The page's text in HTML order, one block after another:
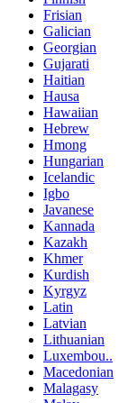
Frisian
Galician
Georgian
Gujarati
Haitian
Hausa
Hawaiian
Hebrew
Hmong
Hungarian
Icelandic
Igbo
Javanese
Kannada
Kazakh
Khmer
Kurdish
Kyrgyz
Latin
Latvian
Lithuanian
Luxembou..
Macedonian
Malagasy